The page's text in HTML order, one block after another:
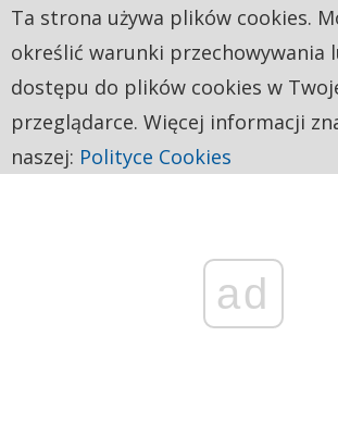
ad
Ta strona używa plików cookies.
określić warunki przechowywania
dostępu do plików cookies w
przeglądarce. Więcej informacji
naszej: Polityce Cookies